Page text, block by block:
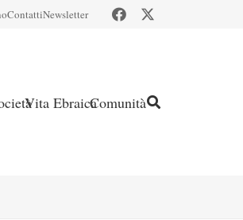
ContattiNewsletter
Vita EbraicaComunità